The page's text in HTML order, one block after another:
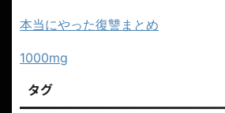
本当にやった復讐まとめ
1000mg
タグ